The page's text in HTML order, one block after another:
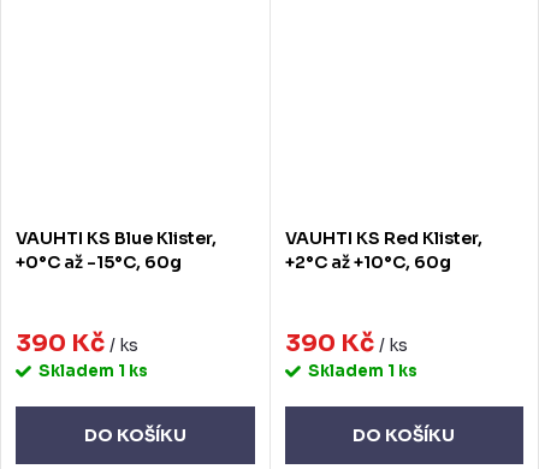
VAUHTI KS Blue Klister,
+0°C až -15°C, 60g
390 Kč / ks
Skladem 1 ks
DO KOŠÍKU
VAUHTI KS Red Klister,
+2°C až +10°C, 60g
390 Kč / ks
Skladem 1 ks
DO KOŠÍKU